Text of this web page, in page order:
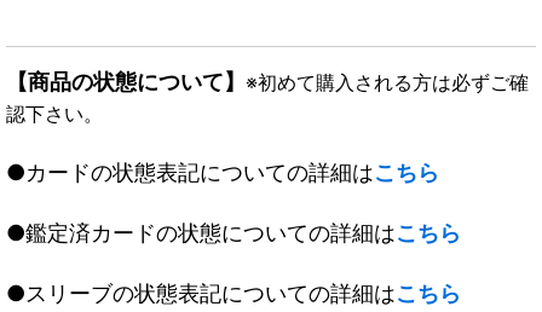
【商品の状態について】 ※初めて購入される方は必ずご確
認下さい。
●カードの状態表記についての詳細はこちら
●鑑定済カードの状態についての詳細はこちら
●スリーブの状態表記についての詳細はこちら